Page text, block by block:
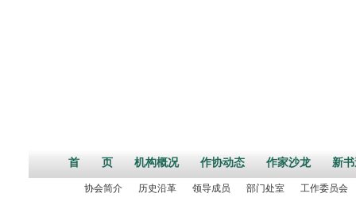
首 页 机构概况 作协动态 作家沙龙 新
协会简介 历史沿革 领导成员 部门处室 工作委员会